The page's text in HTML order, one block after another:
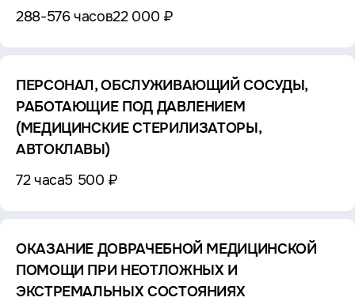
288-576 часов22 000 ₽
ПЕРСОНАЛ, ОБСЛУЖИВАЮЩИЙ СОСУДЫ,
РАБОТАЮЩИЕ ПОД ДАВЛЕНИЕМ
(МЕДИЦИНСКИЕ СТЕРИЛИЗАТОРЫ,
АВТОКЛАВЫ)
72 часа5 500 ₽
ОКАЗАНИЕ ДОВРАЧЕБНОЙ МЕДИЦИНСКОЙ
ПОМОЩИ ПРИ НЕОТЛОЖНЫХ И
ЭКСТРЕМАЛЬНЫХ СОСТОЯНИЯХ